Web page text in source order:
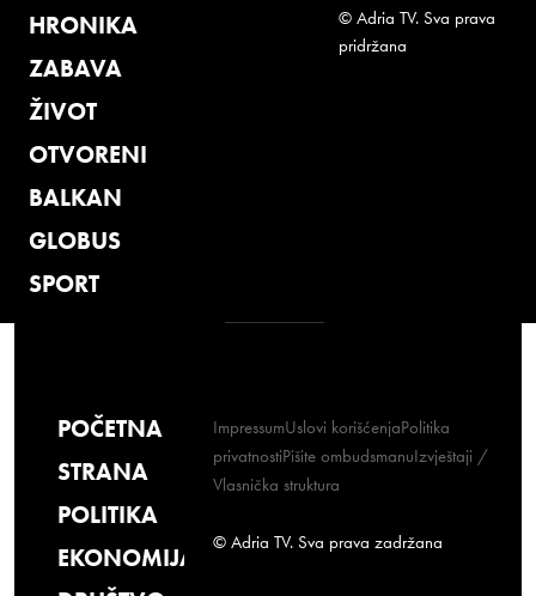
HRONIKA
ZABAVA
ŽIVOT
OTVORENI
BALKAN
GLOBUS
SPORT
© Adria TV. Sva prava
pridržana
POČETNA
STRANA
POLITIKA
EKONOMIJA
ImpressumUslovi korišćenjaPolitika
privatnostiPišite ombudsmanuIzvještaji /
Vlasnička struktura
© Adria TV. Sva prava zadržana